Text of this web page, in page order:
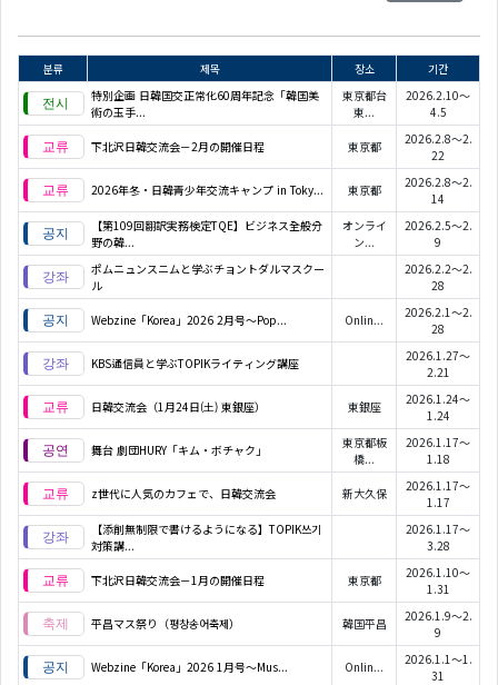
분류 제목 장소
기간
特別企画 日韓国交正常化60周年記念「韓国美
術の玉手...
東京都台
東...
2026.2.10～
4.5
下北沢日韓交流会－2月の開催日程 東京都
2026.2.8～2.
22
2026年冬・日韓青少年交流キャンプ in Toky... 東京都
2026.2.8～2.
14
【第109回翻訳実務検定TQE】ビジネス全般分
野の韓...
オンライ
ン...
2026.2.5～2.
9
ポムニュンスニムと学ぶチョントダルマスクー
ル
2026.2.2～2.
28
Webzine「Korea」2026 2月号～Pop... Onlin...
2026.2.1～2.
28
KBS通信員と学ぶTOPIKライティング講座
2026.1.27～
2.21
日韓交流会（1月24日(土) 東銀座） 東銀座
2026.1.24～
1.24
舞台 劇団HURY「キム・ボチャク」
東京都板
橋...
2026.1.17～
1.18
z世代に人気のカフェで、日韓交流会 新大久保
2026.1.17～
1.17
【添削無制限で書けるようになる】TOPIK쓰기
対策講...
2026.1.17～
3.28
下北沢日韓交流会－1月の開催日程 東京都
2026.1.10～
1.31
平昌マス祭り（평창송어축제） 韓国平昌
2026.1.9～2.
9
Webzine「Korea」2026 1月号～Mus... Onlin...
2026.1.1～1.
31